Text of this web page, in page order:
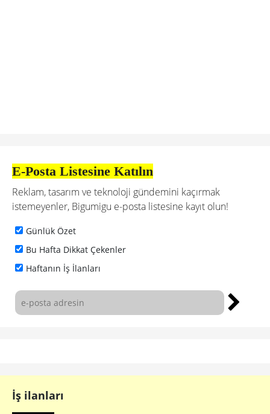
E-Posta Listesine Katılın
Reklam, tasarım ve teknoloji gündemini kaçırmak
istemeyenler, Bigumigu e-posta listesine kayıt olun!
Günlük Özet
Bu Hafta Dikkat Çekenler
Haftanın İş İlanları
İş ilanları